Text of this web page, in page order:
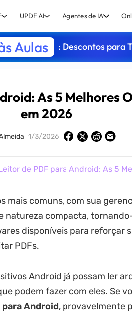
UPDF AI Agentes de IA
Aulas : Descontos para
As 5 Melhores
em 2026
1/3/2026
de PDF para Android: As 5
mais comuns, com sua
natureza compacta,
disponíveis para reforçar
PDFs.
Android já possam ler
podem fazer com eles. Se
para Android, provavelmente